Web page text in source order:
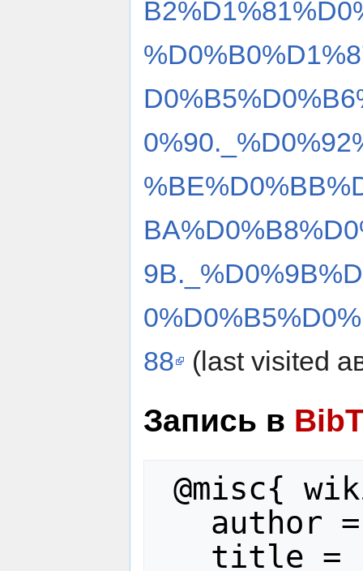
88
(last visited
Запись в
@misc{ wiki:xxx,